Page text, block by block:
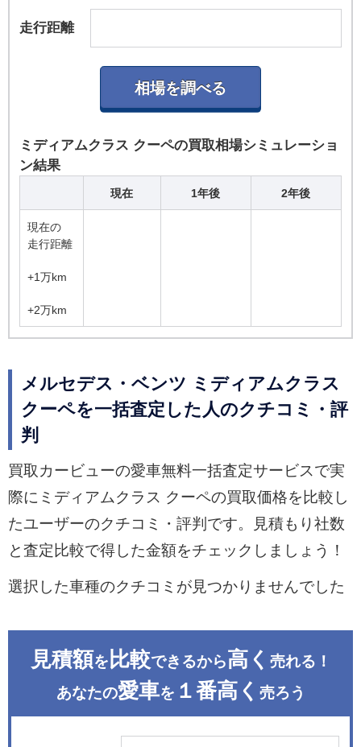
走行距離
ミディアムクラス クーペの買取相場シミュレーショ
ン結果
現在 1年後 2年後
現在の
走行距離
+1万km
+2万km
メルセデス・ベンツ ミディアムクラス
クーペを一括査定した人のクチコミ・評
判
買取カービューの愛車無料一括査定サービスで実
際にミディアムクラス クーペの買取価格を比較し
たユーザーのクチコミ・評判です。見積もり社数
と査定比較で得した金額をチェックしましょう！
選択した車種のクチコミが見つかりませんでした
見積額を 比較できるから高く 売れる！
あなたの愛車を １番高く 売ろう